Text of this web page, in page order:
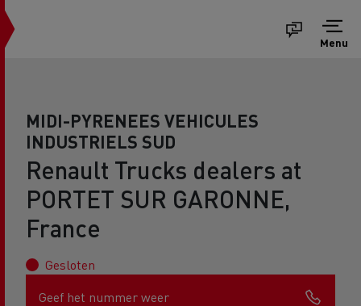
Menu
MIDI-PYRENEES VEHICULES
INDUSTRIELS SUD
Renault Trucks dealers at
PORTET SUR GARONNE,
France
Gesloten
Geef het nummer weer